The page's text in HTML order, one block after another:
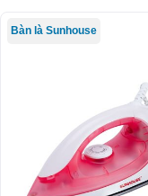
Bàn là Sunhouse